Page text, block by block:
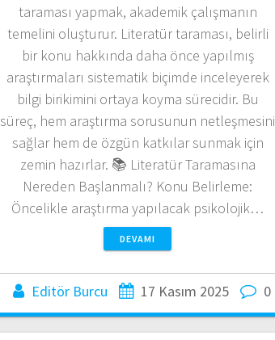
taraması yapmak, akademik çalışmanın
temelini oluşturur. Literatür taraması, belirli
bir konu hakkında daha önce yapılmış
araştırmaları sistematik biçimde inceleyerek
bilgi birikimini ortaya koyma sürecidir. Bu
süreç, hem araştırma sorusunun netleşmesini
sağlar hem de özgün katkılar sunmak için
zemin hazırlar. 📚 Literatür Taramasına
Nereden Başlanmalı? Konu Belirleme:
Öncelikle araştırma yapılacak psikolojik…
DEVAMI
Editör Burcu 17 Kasım 2025 0